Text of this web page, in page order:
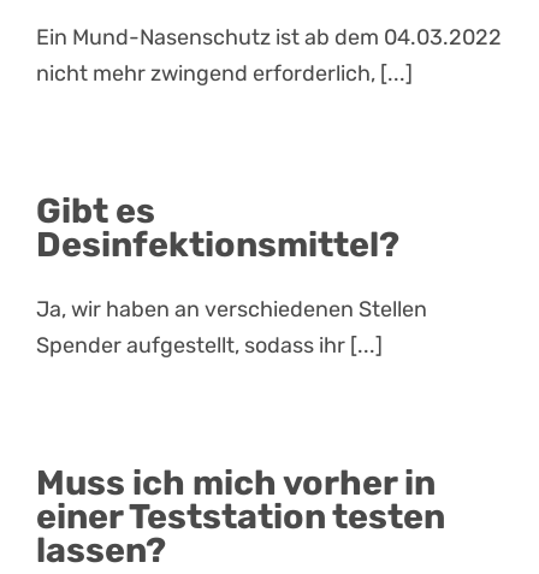
Ein Mund-Nasenschutz ist ab dem 04.03.2022
nicht mehr zwingend erforderlich, [...]
Gibt es
Desinfektionsmittel?
Ja, wir haben an verschiedenen Stellen
Spender aufgestellt, sodass ihr [...]
Muss ich mich vorher in
einer Teststation testen
lassen?